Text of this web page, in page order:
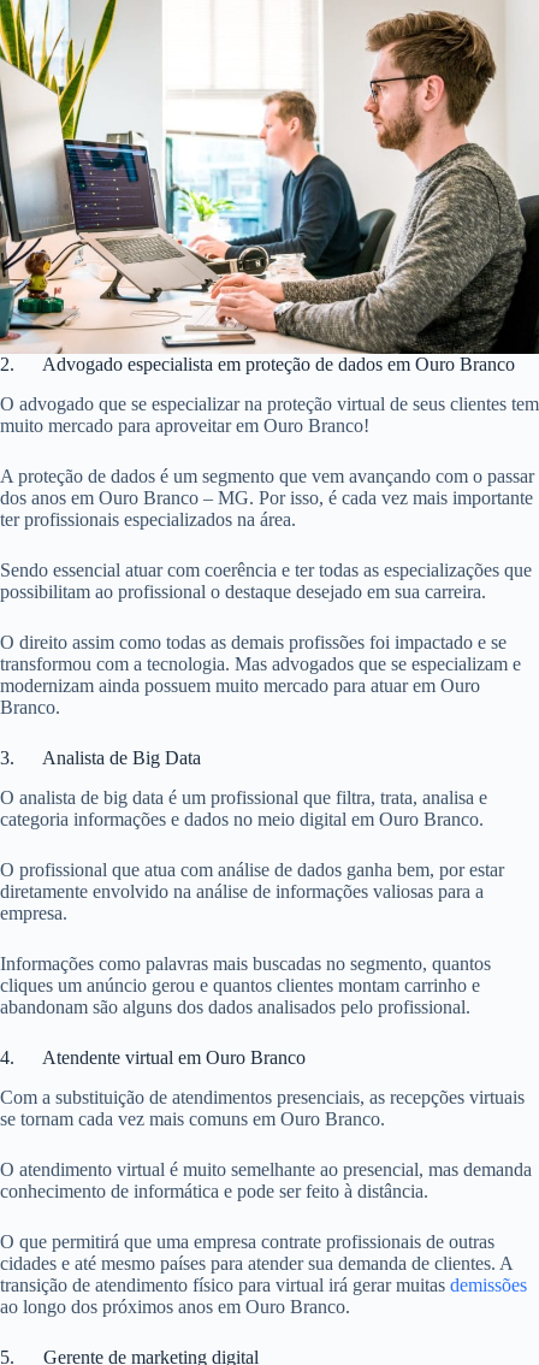
2. Advogado especialista em proteção de dados em Ouro Branco
O advogado que se especializar na proteção virtual de seus clientes tem
muito mercado para aproveitar em Ouro Branco!
A proteção de dados é um segmento que vem avançando com o passar
dos anos em Ouro Branco – MG. Por isso, é cada vez mais importante
ter profissionais especializados na área.
Sendo essencial atuar com coerência e ter todas as especializações que
possibilitam ao profissional o destaque desejado em sua carreira.
O direito assim como todas as demais profissões foi impactado e se
transformou com a tecnologia. Mas advogados que se especializam e
modernizam ainda possuem muito mercado para atuar em Ouro
Branco.
3. Analista de Big Data
O analista de big data é um profissional que filtra, trata, analisa e
categoria informações e dados no meio digital em Ouro Branco.
O profissional que atua com análise de dados ganha bem, por estar
diretamente envolvido na análise de informações valiosas para a
empresa.
Informações como palavras mais buscadas no segmento, quantos
cliques um anúncio gerou e quantos clientes montam carrinho e
abandonam são alguns dos dados analisados pelo profissional.
4. Atendente virtual em Ouro Branco
Com a substituição de atendimentos presenciais, as recepções virtuais
se tornam cada vez mais comuns em Ouro Branco.
O atendimento virtual é muito semelhante ao presencial, mas demanda
conhecimento de informática e pode ser feito à distância.
O que permitirá que uma empresa contrate profissionais de outras
cidades e até mesmo países para atender sua demanda de clientes. A
transição de atendimento físico para virtual irá gerar muitas demissões
ao longo dos próximos anos em Ouro Branco.
5. Gerente de marketing digital